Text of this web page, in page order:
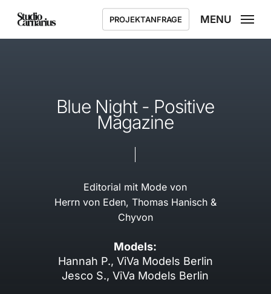
PROJEKTANFRAGE MENU
Blue Night - Positive
Magazine
Editorial mit Mode von
Herrn von Eden, Thomas Hanisch &
Chyvon
Models:
Hannah P., ViVa Models Berlin
Jesco S., ViVa Models Berlin